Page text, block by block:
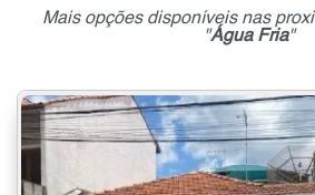
Mais opções disponíveis nas
"Água Fria"